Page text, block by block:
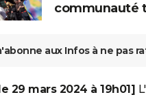
communauté
aux Infos à ne pas
29 mars 2024 à 19h01]